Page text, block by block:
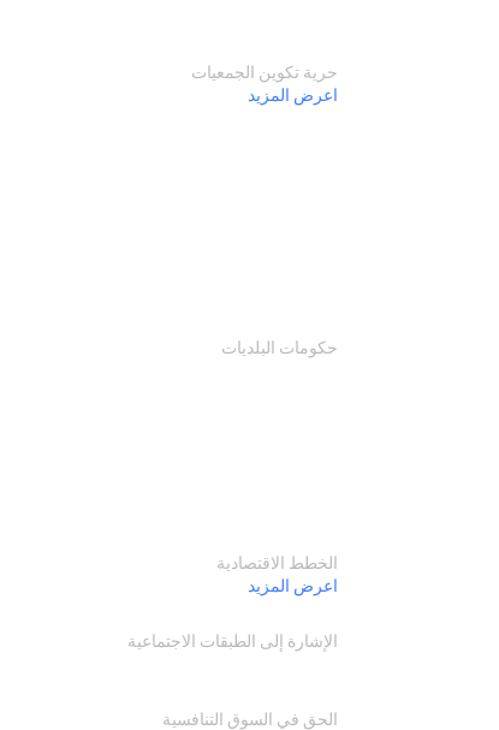
حرية تكوين الجمعيات
اعرض المزيد
حكومات البلديات
الخطط الاقتصادية
اعرض المزيد
الإشارة إلى الطبقات الاجتماعية
الحق في السوق التنافسية